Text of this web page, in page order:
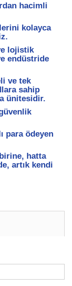
hacimli
kolayca
lojistik
endüstride
ve tek
sahip
ünitesidir.
para ödeyen
hatta
artık kendi